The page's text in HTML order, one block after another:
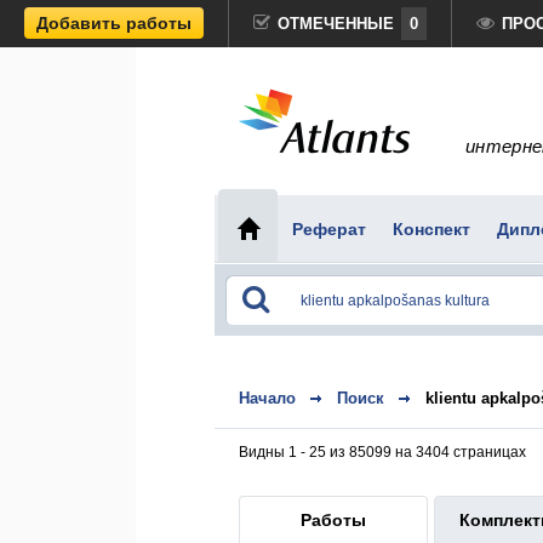
Добавить работы ОТМЕЧЕННЫЕ 0
Реферат Конспект
Начало Поиск klientu
Видны 1 - 25 из 85099 на 3404 страницах
Работы